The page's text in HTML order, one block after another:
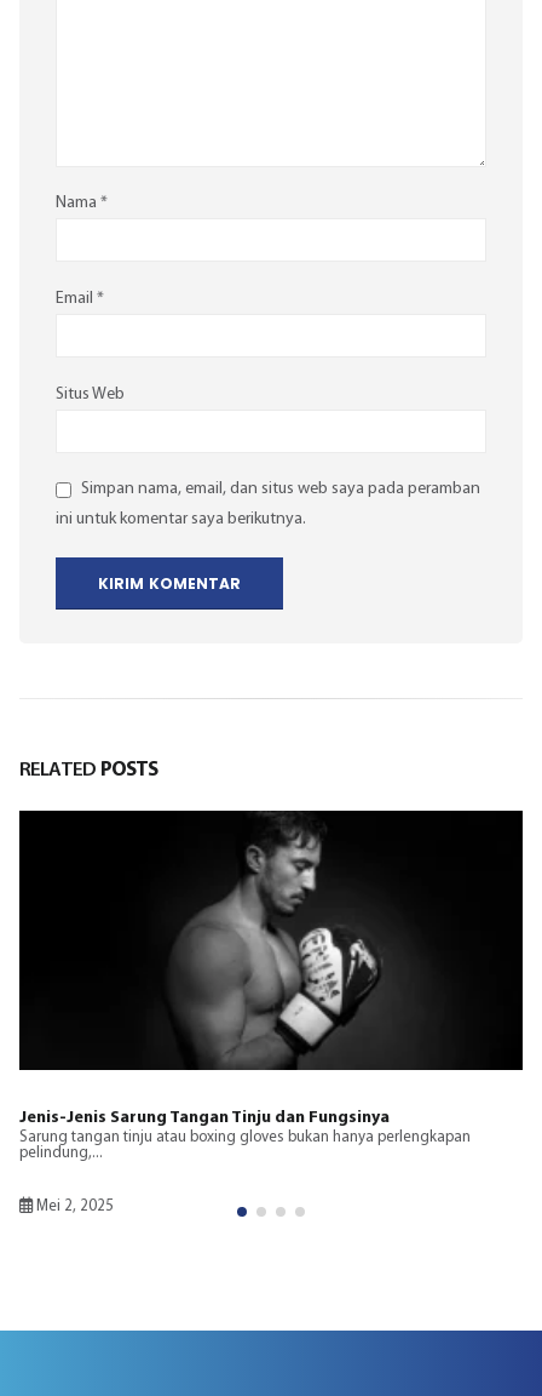
Nama *
Email *
Situs Web
Simpan nama, email, dan situs web saya pada peramban
ini untuk komentar saya berikutnya.
RELATED POSTS
Ukuran Ring Tinju dan Dampaknya pada Pertandingan
Ring tinju adalah elemen penting dalam olahraga tinju yang
mempengaruhi...
Januari 2, 2025